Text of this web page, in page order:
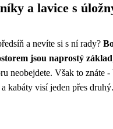
a lavice s
a nevíte si s ní rady?
jsou naprostý základ
neobejdete. Však to znáte
kabáty visí jeden přes